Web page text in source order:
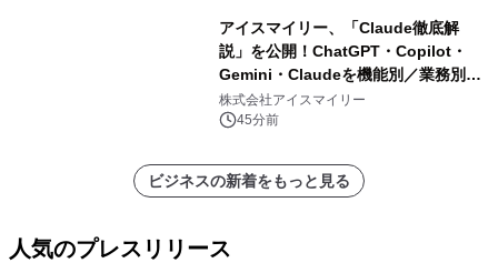
アイスマイリー、「Claude徹底解
説」を公開！ChatGPT・Copilot・
Gemini・Claudeを機能別／業務別に
比較―自社に合う生成AIの選び方がわ
かる実践ガイド
株式会社アイスマイリー
45分前
ビジネスの新着をもっと見る
人気のプレスリリース